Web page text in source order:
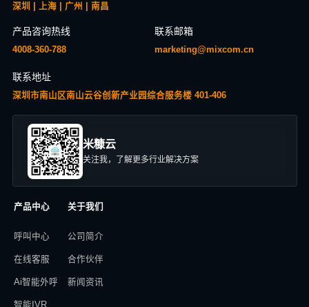
深圳 | 上海 | 广州 | 南昌
产品咨询热线
4008-360-788
联系邮箱
marketing@mixcom.cn
联系地址
深圳市南山区南山云谷创新产业园综合服务楼 401-406
米糠云
关注我，了解更多行业解决方案
产品中心
呼叫中心
在线客服
Ai智能外呼
智能IVR
关于我们
公司简介
合作伙伴
新闻资讯